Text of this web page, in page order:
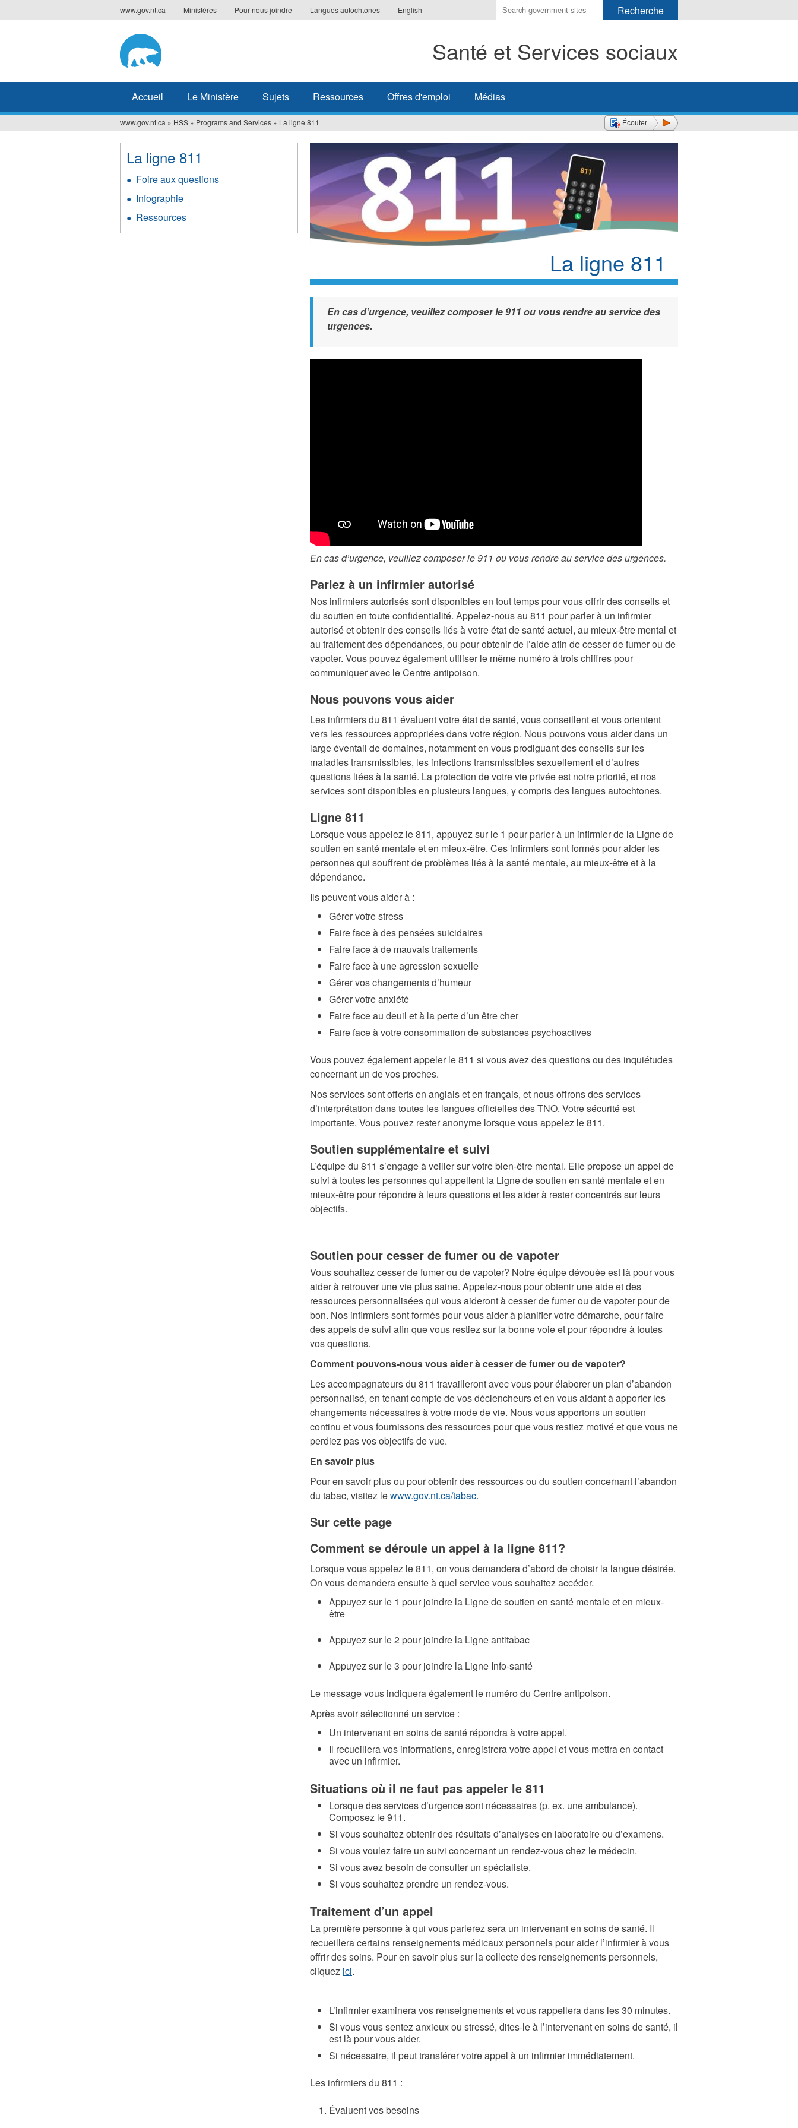
to
www.gov.nt.ca Ministères Pour nous joindre Langues autochtones English
Indiquer
les
à
rechercher
Santé et Services sociaux
Accueil Le Ministère Sujets Ressources Offres d'emploi Médias
Écouter
Vous
êtes
ici
www.gov.nt.ca » HSS » Programs and Services » La ligne 811
La ligne 811
En cas d’urgence, veuillez composer le 911 ou vous rendre au service des
urgences.
En cas d’urgence, veuillez composer le 911 ou vous rendre au service des urgences.
Parlez à un infirmier autorisé
Nos infirmiers autorisés sont disponibles en tout temps pour vous offrir des conseils et
du soutien en toute confidentialité. Appelez-nous au 811 pour parler à un infirmier
autorisé et obtenir des conseils liés à votre état de santé actuel, au mieux-être mental et
au traitement des dépendances, ou pour obtenir de l’aide afin de cesser de fumer ou de
vapoter. Vous pouvez également utiliser le même numéro à trois chiffres pour
communiquer avec le Centre antipoison.
Nous pouvons vous aider
Les infirmiers du 811 évaluent votre état de santé, vous conseillent et vous orientent
vers les ressources appropriées dans votre région. Nous pouvons vous aider dans un
large éventail de domaines, notamment en vous prodiguant des conseils sur les
maladies transmissibles, les infections transmissibles sexuellement et d’autres
questions liées à la santé. La protection de votre vie privée est notre priorité, et nos
services sont disponibles en plusieurs langues, y compris des langues autochtones.
Ligne 811
Lorsque vous appelez le 811, appuyez sur le 1 pour parler à un infirmier de la Ligne de
soutien en santé mentale et en mieux-être. Ces infirmiers sont formés pour aider les
personnes qui souffrent de problèmes liés à la santé mentale, au mieux-être et à la
dépendance.
Ils peuvent vous aider à :
Gérer votre stress
Faire face à des pensées suicidaires
Faire face à de mauvais traitements
Faire face à une agression sexuelle
Gérer vos changements d’humeur
Gérer votre anxiété
Faire face au deuil et à la perte d’un être cher
Faire face à votre consommation de substances psychoactives
Vous pouvez également appeler le 811 si vous avez des questions ou des inquiétudes
concernant un de vos proches.
Nos services sont offerts en anglais et en français, et nous offrons des services
d’interprétation dans toutes les langues officielles des TNO. Votre sécurité est
importante. Vous pouvez rester anonyme lorsque vous appelez le 811.
Soutien supplémentaire et suivi
L’équipe du 811 s’engage à veiller sur votre bien-être mental. Elle propose un appel de
suivi à toutes les personnes qui appellent la Ligne de soutien en santé mentale et en
mieux-être pour répondre à leurs questions et les aider à rester concentrés sur leurs
objectifs.
Soutien pour cesser de fumer ou de vapoter
Vous souhaitez cesser de fumer ou de vapoter? Notre équipe dévouée est là pour vous
aider à retrouver une vie plus saine. Appelez-nous pour obtenir une aide et des
ressources personnalisées qui vous aideront à cesser de fumer ou de vapoter pour de
bon. Nos infirmiers sont formés pour vous aider à planifier votre démarche, pour faire
des appels de suivi afin que vous restiez sur la bonne voie et pour répondre à toutes
vos questions.
Comment pouvons-nous vous aider à cesser de fumer ou de vapoter?
Les accompagnateurs du 811 travailleront avec vous pour élaborer un plan d’abandon
personnalisé, en tenant compte de vos déclencheurs et en vous aidant à apporter les
changements nécessaires à votre mode de vie. Nous vous apportons un soutien
continu et vous fournissons des ressources pour que vous restiez motivé et que vous ne
perdiez pas vos objectifs de vue.
En savoir plus
Pour en savoir plus ou pour obtenir des ressources ou du soutien concernant l’abandon
du tabac, visitez lewww.gov.nt.ca/tabac.
Sur cette page
Comment se déroule un appel à la ligne 811?
Lorsque vous appelez le 811, on vous demandera d’abord de choisir la langue désirée.
On vous demandera ensuite à quel service vous souhaitez accéder.
Appuyez sur le 1 pour joindre la Ligne de soutien en santé mentale et en mieux-
être
Appuyez sur le 2 pour joindre la Ligne antitabac
Appuyez sur le 3 pour joindre la Ligne Info-santé
Le message vous indiquera également le numéro du Centre antipoison.
Après avoir sélectionné un service :
Un intervenant en soins de santé répondra à votre appel.
Il recueillera vos informations, enregistrera votre appel et vous mettra en contact
avec un infirmier.
Situations où il ne faut pas appeler le 811
Lorsque des services d’urgence sont nécessaires (p. ex. une ambulance).
Composez le 911.
Si vous souhaitez obtenir des résultats d’analyses en laboratoire ou d’examens.
Si vous voulez faire un suivi concernant un rendez-vous chez le médecin.
Si vous avez besoin de consulter un spécialiste.
Si vous souhaitez prendre un rendez-vous.
Traitement d’un appel
La première personne à qui vous parlerez sera un intervenant en soins de santé. Il
recueillera certains renseignements médicaux personnels pour aider l’infirmier à vous
offrir des soins. Pour en savoir plus sur la collecte des renseignements personnels,
cliquez ici.
L’infirmier examinera vos renseignements et vous rappellera dans les 30 minutes.
Si vous vous sentez anxieux ou stressé, dites-le à l’intervenant en soins de santé, il
est là pour vous aider.
Si nécessaire, il peut transférer votre appel à un infirmier immédiatement.
Les infirmiers du 811 :
Évaluent vos besoins
La ligne 811
Foire aux questions
Infographie
Ressources